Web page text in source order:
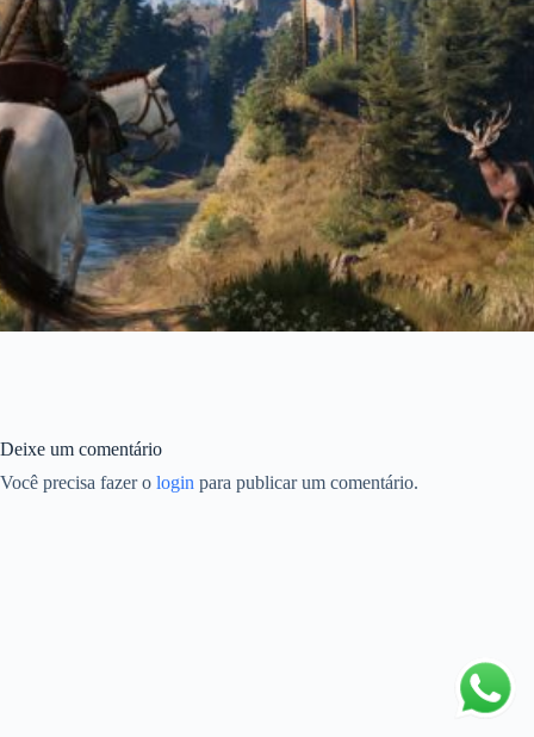
Deixe um comentário
Você precisa fazer o login para publicar um comentário.